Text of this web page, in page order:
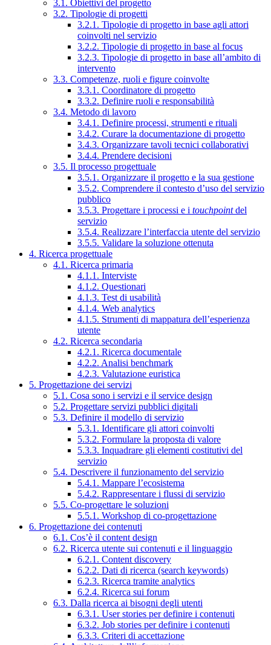
3.1. Obiettivi del progetto
3.2. Tipologie di progetti
3.2.1. Tipologie di progetto in base agli attori
coinvolti nel servizio
3.2.2. Tipologie di progetto in base al focus
3.2.3. Tipologie di progetto in base all’ambito di
intervento
3.3. Competenze, ruoli e figure coinvolte
3.3.1. Coordinatore di progetto
3.3.2. Definire ruoli e responsabilità
3.4. Metodo di lavoro
3.4.1. Definire processi, strumenti e rituali
3.4.2. Curare la documentazione di progetto
3.4.3. Organizzare tavoli tecnici collaborativi
3.4.4. Prendere decisioni
3.5. Il processo progettuale
3.5.1. Organizzare il progetto e la sua gestione
3.5.2. Comprendere il contesto d’uso del servizio
pubblico
3.5.3. Progettare i processi e i touchpointdel
servizio
3.5.4. Realizzare l’interfaccia utente del servizio
3.5.5. Validare la soluzione ottenuta
4. Ricerca progettuale
4.1. Ricerca primaria
4.1.1. Interviste
4.1.2. Questionari
4.1.3. Test di usabilità
4.1.4. Web analytics
4.1.5. Strumenti di mappatura dell’esperienza
utente
4.2. Ricerca secondaria
4.2.1. Ricerca documentale
4.2.2. Analisi benchmark
4.2.3. Valutazione euristica
5. Progettazione dei servizi
5.1. Cosa sono i servizi e il service design
5.2. Progettare servizi pubblici digitali
5.3. Definire il modello di servizio
5.3.1. Identificare gli attori coinvolti
5.3.2. Formulare la proposta di valore
5.3.3. Inquadrare gli elementi costitutivi del
servizio
5.4. Descrivere il funzionamento del servizio
5.4.1. Mappare l’ecosistema
5.4.2. Rappresentare i flussi di servizio
5.5. Co-progettare le soluzioni
5.5.1. Workshop di co-progettazione
6. Progettazione dei contenuti
6.1. Cos’è il content design
6.2. Ricerca utente sui contenuti e il linguaggio
6.2.1. Content discovery
6.2.2. Dati di ricerca (search keywords)
6.2.3. Ricerca tramite analytics
6.2.4. Ricerca sui forum
6.3. Dalla ricerca ai bisogni degli utenti
6.3.1. User stories per definire i contenuti
6.3.2. Job stories per definire i contenuti
6.3.3. Criteri di accettazione